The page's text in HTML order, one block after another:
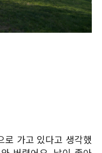
로 가고 있다고 생각했